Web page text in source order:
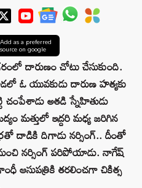
Add as a preferred
source on google
దారుణం చోటు చేసుకుంది.
ఓ యువకుడు దారుణ హత్యకు
చంపేశాడు అతడి స్నేహితుడు
మత్తులో ఇద్దరి మధ్య జరిగిన
దాడికి దిగాడు నర్సింగ్.. దీంతో
నర్సింగ్ పరిపోయాడు. నాగేష్
ఆసుపత్రికి తరలించగా చికిత్స